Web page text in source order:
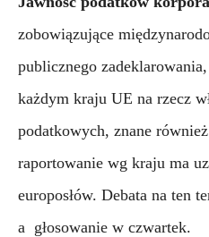
zobowiązujące
publicznego
każdym kraju UE na rzecz
podatkowych, znane
raportowanie wg kraju ma
europosłów. Debata na ten
a  głosowanie w czwartek.